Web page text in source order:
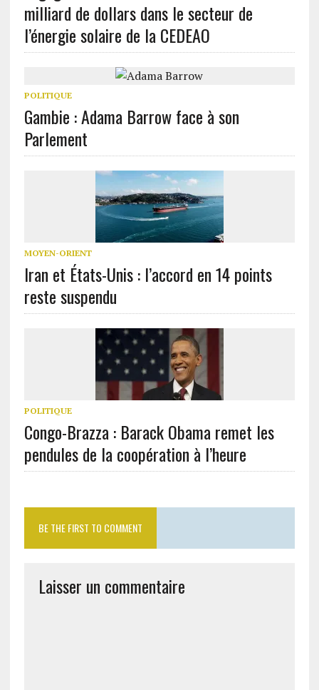
milliard de dollars dans le secteur de
l’énergie solaire de la CEDEAO
POLITIQUE
Gambie : Adama Barrow face à son
Parlement
MOYEN-ORIENT
Iran et États-Unis : l’accord en 14 points
reste suspendu
POLITIQUE
Congo-Brazza : Barack Obama remet les
pendules de la coopération à l’heure
BE THE FIRST TO COMMENT
Laisser un commentaire